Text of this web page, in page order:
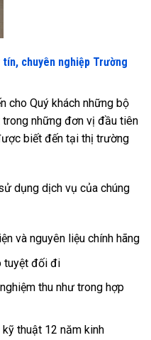
chuyên nghiệp Trường
cho Quý khách những bộ
những đơn vị đầu tiên
biết đến tại thị trường
dụng dịch vụ của chúng
và nguyên liệu chính hãng
tuyệt đối đi
thu như trong hợp
thuật 12 năm kinh